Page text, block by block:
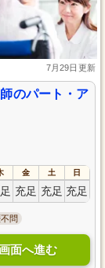
7月29日更新
のパート・ア
金 土 日
充足 充足 充足
問
面へ進む